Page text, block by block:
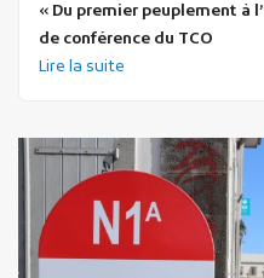
« Du premier peuplement à
de conférence du TCO
Lire la suite